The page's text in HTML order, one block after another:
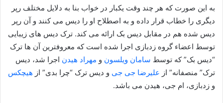
به این صورت که هر چند وقت یکبار در خواب بنا به دلایل مختلف رپر
دیگری را خطاب قرار داده و به اصطلاح او را دیس می کنند و آن رپر
دیس شده هم در مقابل دیس بک ارائه می کند. ترک دیس های زیبایی
توسط اعضاء گروه زدبازی اجرا شده است که معروفترین آن ها ترک
“دیس بک” که توسط سامان ویلسون و مهراد هیدن اجرا شد، دیس
ترک” منصفانه” از علیرضا جی جی و دیس ترک “چرا بدی” از هیچکس
و زدبازی، ام جی، هیدن می باشد.